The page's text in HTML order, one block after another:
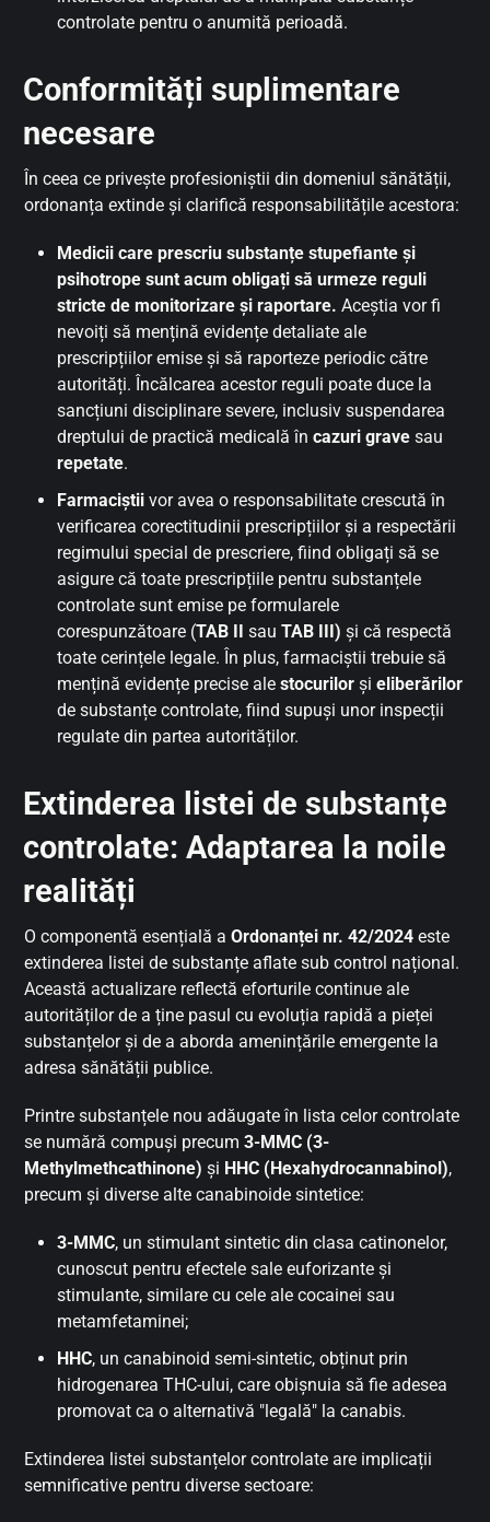
controlate pentru o anumită perioadă.
Conformități suplimentare
necesare
În ceea ce privește profesioniștii din domeniul sănătății,
ordonanța extinde și clarifică responsabilitățile acestora:
Medicii care prescriu substanțe stupefiante și
psihotrope sunt acum obligați să urmeze reguli
stricte de monitorizare și raportare.Aceștia vor fi
nevoiți să mențină evidențe detaliate ale
prescripțiilor emise și să raporteze periodic către
autorități. Încălcarea acestor reguli poate duce la
sancțiuni disciplinare severe, inclusiv suspendarea
dreptului de practică medicală încazuri grave sau
repetate.
Farmaciștii vor avea o responsabilitate crescută în
verificarea corectitudinii prescripțiilor și a respectării
regimului special de prescriere, fiind obligați să se
asigure că toate prescripțiile pentru substanțele
controlate sunt emise pe formularele
corespunzătoare (TAB II sauTAB III) și că respectă
toate cerințele legale. În plus, farmaciștii trebuie să
mențină evidențe precise alestocurilor șieliberărilor
de substanțe controlate, fiind supuși unor inspecții
regulate din partea autorităților.
Extinderea listei de substanțe
controlate: Adaptarea la noile
realități
O componentă esențială aOrdonanței nr. 42/2024 este
extinderea listei de substanțe aflate sub control național.
Această actualizare reflectă eforturile continue ale
autorităților de a ține pasul cu evoluția rapidă a pieței
substanțelor și de a aborda amenințările emergente la
adresa sănătății publice.
Printre substanțele nou adăugate în lista celor controlate
se numără compuși precum3-MMC (3-
Methylmethcathinone) și HHC (Hexahydrocannabinol),
precum și diverse alte canabinoide sintetice:
3-MMC, un stimulant sintetic din clasa catinonelor,
cunoscut pentru efectele sale euforizante și
stimulante, similare cu cele ale cocainei sau
metamfetaminei;
HHC, un canabinoid semi-sintetic, obținut prin
hidrogenarea THC-ului, care obișnuia să fie adesea
promovat ca o alternativă "legală" la canabis.
Extinderea listei substanțelor controlate are implicații
semnificative pentru diverse sectoare: